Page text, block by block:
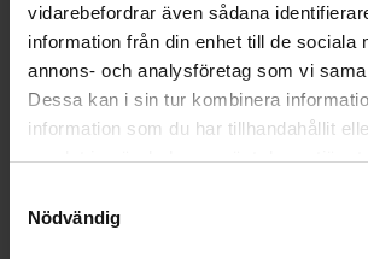
vidarebefordrar även sådana
information från din enhet till de sociala
annons- och analysföretag som vi
Dessa kan i sin tur kombinera
information som du har tillhandahållit
samlat in när du har använt deras
Nödvändig
103063 Trakealkanyl
103064 Trakealkanyl
103065 Trakealkanyl
103066 Trakealkanyl